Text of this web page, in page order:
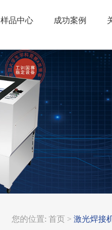
样品中心 成功案例
您的位置: 首页 > 激光焊接